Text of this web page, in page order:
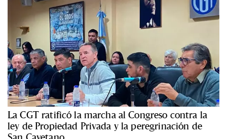
La CGT ratificó la marcha al Congreso contra la
ley de Propiedad Privada y la peregrinación de